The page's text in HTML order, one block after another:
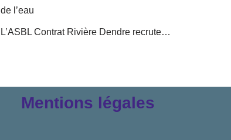
de l’eau
L’ASBL Contrat Rivière Dendre recrute…
Mentions légales